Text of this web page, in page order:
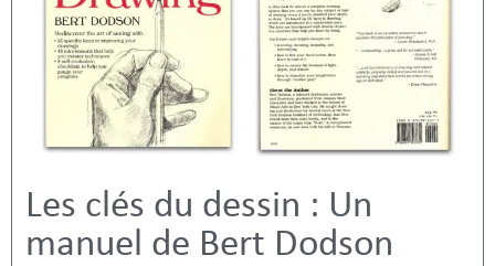
Les clés du dessin : Un
manuel de Bert Dodson